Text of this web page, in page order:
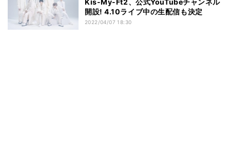
Kis-My-Ft2、公式YouTubeチャンネル
開設! 4.10ライブ中の生配信も決定
2022/04/07 18:30